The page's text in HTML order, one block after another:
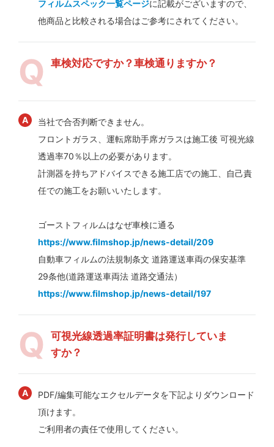
フィルムスペック一覧ページに記載がございますので、
他商品と比較される場合はご参考にされてください。
車検対応ですか？車検通りますか？
当社で合否判断できません。
フロントガラス、運転席助手席ガラスは施工後 可視光線
透過率70％以上の必要があります。
計測器を持ちアドバイスできる施工店での施工、自己責
任での施工をお願いいたします。
ゴーストフィルムはなぜ車検に通る
https://www.filmshop.jp/news-detail/209
自動車フィルムの法規制条文 道路運送車両の保安基準
29条他(道路運送車両法 道路交通法）
https://www.filmshop.jp/news-detail/197
可視光線透過率証明書は発行していま
すか？
PDF/編集可能なエクセルデータを下記よりダウンロード
頂けます。
ご利用者の責任で使用してください。